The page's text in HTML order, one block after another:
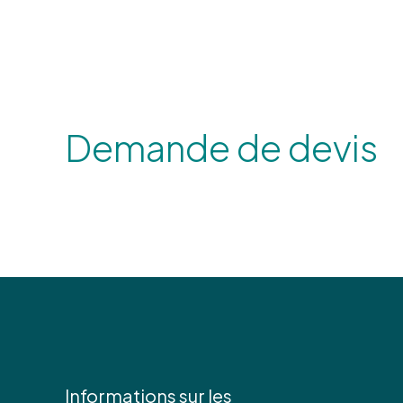
Demande de devis
Informations sur les